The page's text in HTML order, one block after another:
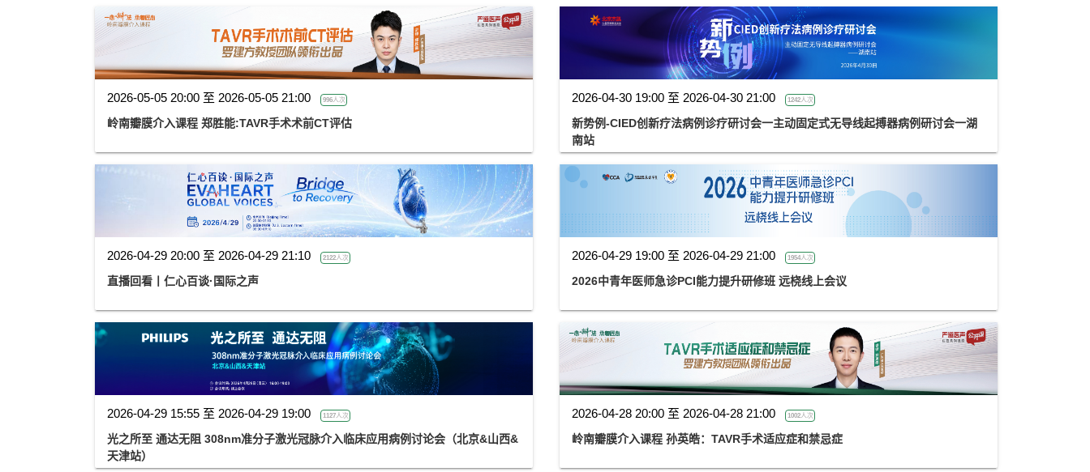
2026-05-05 20:00 至 2026-05-05 21:00 996人次
岭南瓣膜介入课程 郑胜能:TAVR手术术前CT评估
2026-04-30 19:00 至 2026-04-30 21:00 1242人次
新势例-CIED创新疗法病例诊疗研讨会一主动固定式无导线起搏器病例研讨会一湖
南站
2026-04-29 20:00 至 2026-04-29 21:10 2122人次
直播回看丨仁心百谈·国际之声
2026-04-29 19:00 至 2026-04-29 21:00 1954人次
2026中青年医师急诊PCI能力提升研修班 远桡线上会议
2026-04-29 15:55 至 2026-04-29 19:00 1127人次
光之所至 通达无阻 308nm准分子激光冠脉介入临床应用病例讨论会（北京&山西&
天津站）
2026-04-28 20:00 至 2026-04-28 21:00 1002人次
岭南瓣膜介入课程 孙英皓：TAVR手术适应症和禁忌症